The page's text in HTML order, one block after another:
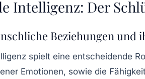
Intelligenz: Der
Beziehungen und
spielt eine entscheidende
Emotionen, sowie die